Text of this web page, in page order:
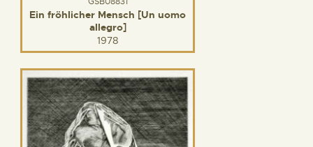
Ein fröhlicher Mensch [Un uomo
allegro]
1978